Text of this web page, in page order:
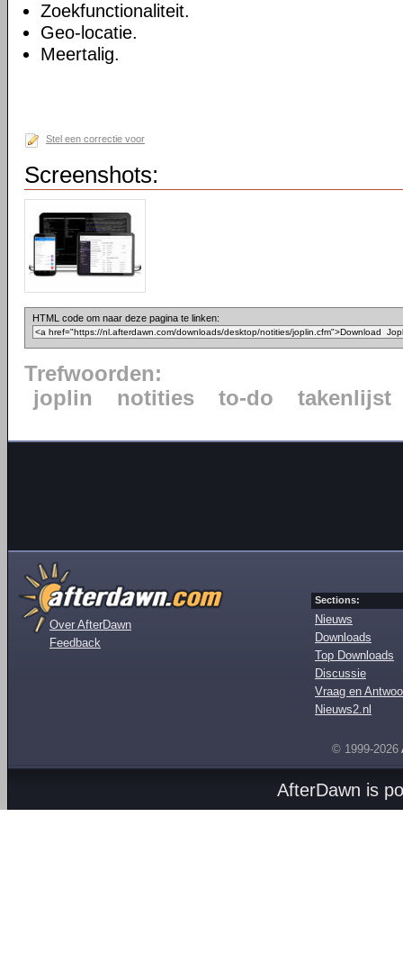
Zoekfunctionaliteit.
Geo-locatie.
Meertalig.
Stel een correctie voor
Screenshots:
HTML code om naar deze pagina te linken:
Trefwoorden:
joplin
notities to-do takenlijst
Over AfterDawn
Feedback
Sections:
Nieuws
Downloads
Top Downloads
Discussie
Vraag en
Nieuws2.nl
© 1999-2026
AfterDawn is